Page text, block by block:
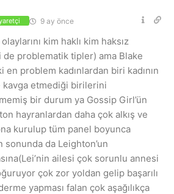
9 ay önce
kim haklı kim haksız
problematik tipler) ama Blake
problem kadınlardan biri kadının
etmediği birilerini
bir durum ya Gossip Girl’ün
hayranlardan daha çok alkış ve
kurulup tüm panel boyunca
sonunda da Leighton’un
ailesi çok sorunlu annesi
çok zor yoldan gelip başarılı
yapması falan çok aşağılıkça